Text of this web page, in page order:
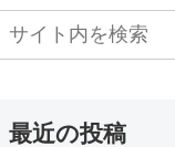
最近の投稿